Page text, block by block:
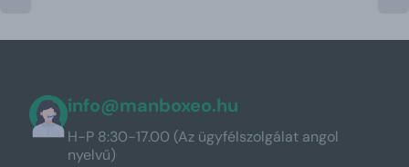
info@manboxeo.hu
H-P 8:30-17.00 (Az ügyfélszolgálat angol
nyelvű)